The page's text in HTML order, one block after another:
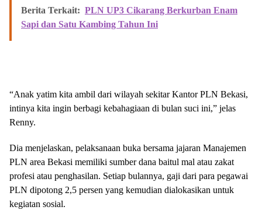
Berita Terkait: PLN UP3 Cikarang Berkurban Enam
Sapi dan Satu Kambing Tahun Ini
“Anak yatim kita ambil dari wilayah sekitar Kantor PLN Bekasi,
intinya kita ingin berbagi kebahagiaan di bulan suci ini,” jelas
Renny.
Dia menjelaskan, pelaksanaan buka bersama jajaran Manajemen
PLN area Bekasi memiliki sumber dana baitul mal atau zakat
profesi atau penghasilan. Setiap bulannya, gaji dari para pegawai
PLN dipotong 2,5 persen yang kemudian dialokasikan untuk
kegiatan sosial.